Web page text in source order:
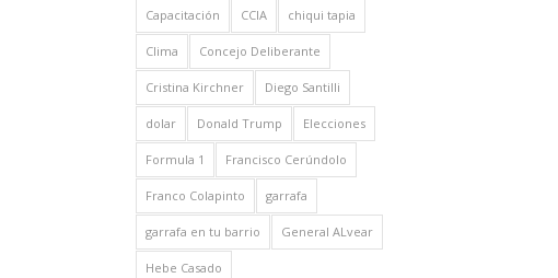
Capacitación CCIA chiqui tapia
Clima Concejo Deliberante
Cristina Kirchner Diego Santilli
dolar Donald Trump Elecciones
Formula 1 Francisco Cerúndolo
Franco Colapinto garrafa
garrafa en tu barrio General ALvear
Hebe Casado